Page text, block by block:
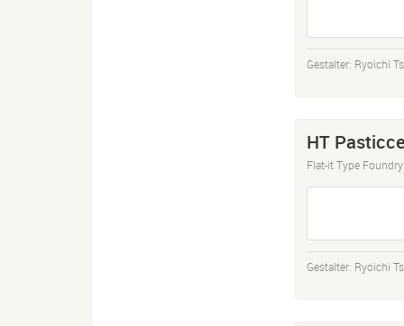
Gestalter: Ryoichi
HT
Flat-it Type Foundry
Gestalter: Ryoichi